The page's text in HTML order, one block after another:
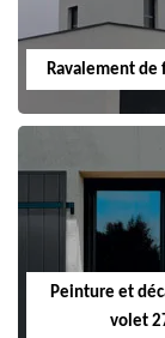
Ravalement de
Peinture et
volet